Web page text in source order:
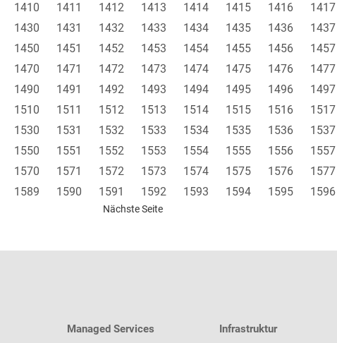
1410 1411 1412 1413 1414 1415 1416 1417
1430 1431 1432 1433 1434 1435 1436 1437
1450 1451 1452 1453 1454 1455 1456 1457
1470 1471 1472 1473 1474 1475 1476 1477
1490 1491 1492 1493 1494 1495 1496 1497
1510 1511 1512 1513 1514 1515 1516 1517
1530 1531 1532 1533 1534 1535 1536 1537
1550 1551 1552 1553 1554 1555 1556 1557
1570 1571 1572 1573 1574 1575 1576 1577
1589 1590 1591 1592 1593 1594 1595 1596
Nächste Seite
Managed Services
Infrastruktur